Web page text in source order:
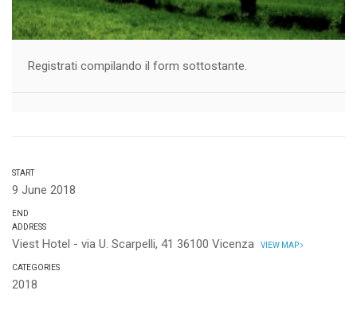
Registrati compilando il form sottostante.
START
9 June 2018
END
ADDRESS
Viest Hotel - via U. Scarpelli, 41 36100 Vicenza VIEW MAP
CATEGORIES
2018